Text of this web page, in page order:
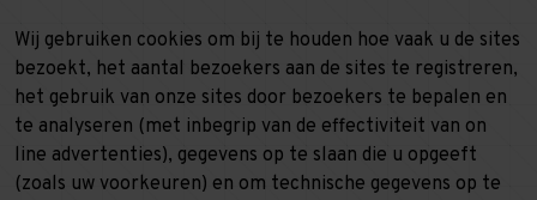
Wij gebruiken cookies om bij te houden hoe vaak u de sites
bezoekt, het aantal bezoekers aan de sites te registreren,
het gebruik van onze sites door bezoekers te bepalen en
te analyseren (met inbegrip van de effectiviteit van on
line advertenties), gegevens op te slaan die u opgeeft
(zoals uw voorkeuren) en om technische gegevens op te